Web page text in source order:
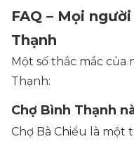
FAQ – Mọi
Thạnh
Một số thắc mắc của
Thạnh:
Chợ Bình Thạnh
Chợ Bà Chiểu là